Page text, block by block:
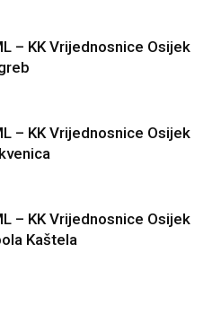
– KK Vrijednosnice Osijek
– KK Vrijednosnice Osijek
– KK Vrijednosnice Osijek
Kaštela